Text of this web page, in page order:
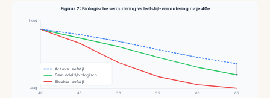
Figuur 2: Biologische veroudering vs leefstijl-veroudering na je 40e
40 45 50 55 60 65
Hoog
Laag
Actieve leefstijl
Gemiddeld/biologisch
Slechte leefstijl